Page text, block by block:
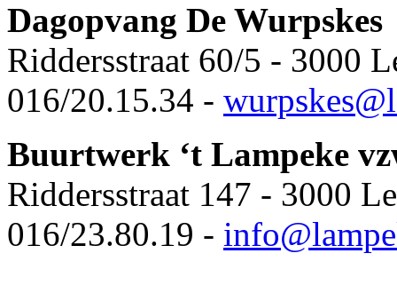
Dagopvang De Wurpskes
Riddersstraat 60/5 - 3000
016/20.15.34 -
Buurtwerk ‘t Lampeke
Riddersstraat 147 - 3000
016/23.80.19 -